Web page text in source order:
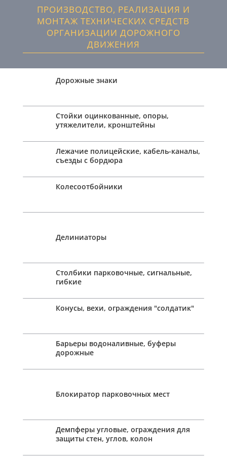
ПРОИЗВОДСТВО, РЕАЛИЗАЦИЯ И
МОНТАЖ ТЕХНИЧЕСКИХ СРЕДСТВ
ОРГАНИЗАЦИИ ДОРОЖНОГО
ДВИЖЕНИЯ
Дорожные знаки
Стойки оцинкованные, опоры,
утяжелители, кронштейны
Лежачие полицейские, кабель-каналы,
съезды с бордюра
Колесоотбойники
Делиниаторы
Столбики парковочные, сигнальные,
гибкие
Конусы, вехи, ограждения "солдатик"
Барьеры водоналивные, буферы
дорожные
Блокиратор парковочных мест
Демпферы угловые, ограждения для
защиты стен, углов, колон